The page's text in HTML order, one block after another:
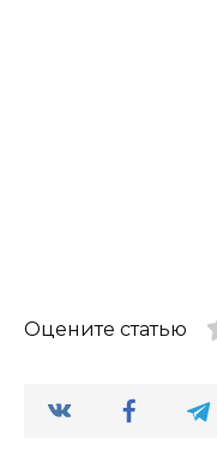
Оцените статью